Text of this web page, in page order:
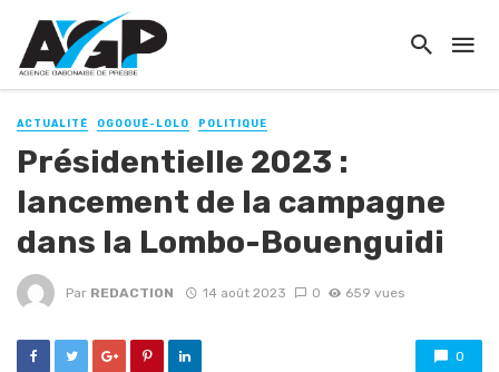
ACTUALITÉ OGOOUÉ-LOLO POLITIQUE
Présidentielle 2023 :
lancement de la campagne
dans la Lombo-Bouenguidi
Par REDACTION 14 août 2023 0 659 vues
0